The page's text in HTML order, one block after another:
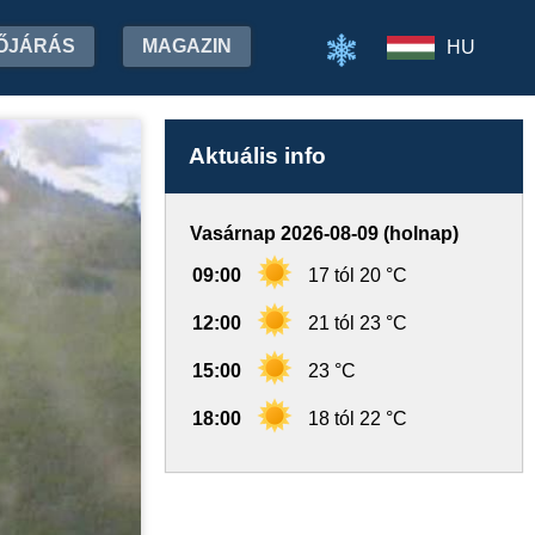
MAGAZIN HU
Aktuális info
Vasárnap 2026-08-09 (holnap)
09:00 17 tól 20 °C
12:00 21 tól 23 °C
15:00 23 °C
18:00 18 tól 22 °C